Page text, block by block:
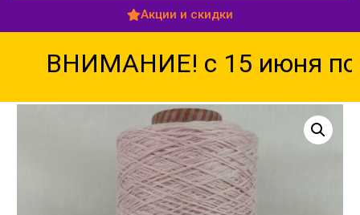
Акции и скидки
ВНИМАНИЕ! с 15 июня по